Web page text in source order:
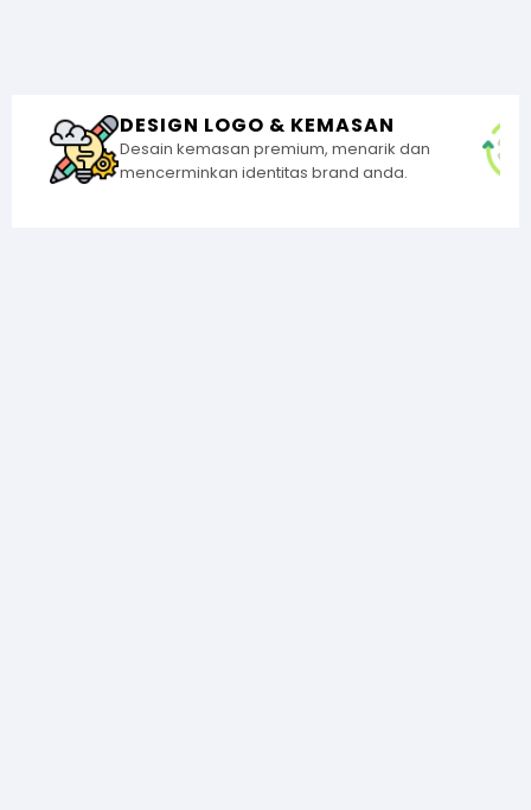
DESIGN LOGO & KEMASAN
Desain kemasan premium, menarik dan
mencerminkan identitas brand anda.